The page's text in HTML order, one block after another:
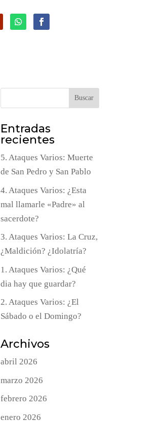
Buscar
Entradas
recientes
5. Ataques Varios: Muerte
de San Pedro y San Pablo
4. Ataques Varios: ¿Esta
mal llamarle «Padre» al
sacerdote?
3. Ataques Varios: La Cruz,
¿Maldición? ¿Idolatría?
1. Ataques Varios: ¿Qué
dia hay que guardar?
2. Ataques Varios: ¿El
Sábado o el Domingo?
Archivos
abril 2026
marzo 2026
febrero 2026
enero 2026